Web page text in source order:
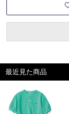
最近見た商品